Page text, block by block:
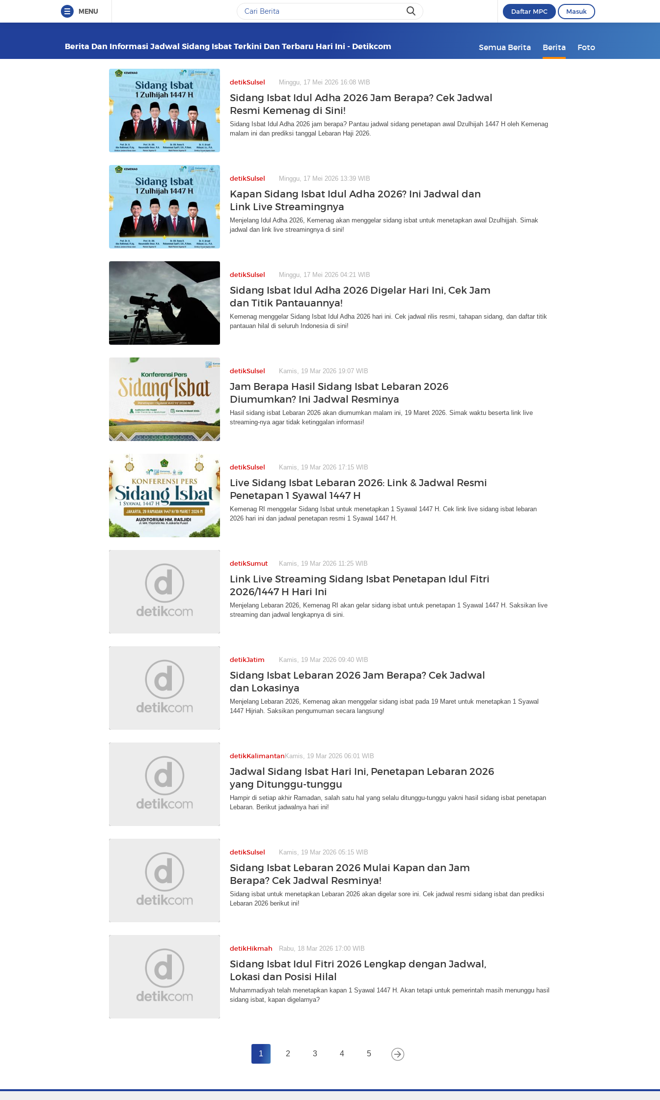
MENU Daftar MPC Masuk
Berita Dan Informasi Jadwal Sidang Isbat Terkini Dan Terbaru Hari Ini - Detikcom Semua Berita Berita Foto
detikSulsel Minggu, 17 Mei 2026 16:08 WIB
Sidang Isbat Idul Adha 2026 Jam Berapa? Cek Jadwal
Resmi Kemenag di Sini!
Sidang Isbat Idul Adha 2026 jam berapa? Pantau jadwal sidang penetapan awal Dzulhijah 1447 H oleh Kemenag
malam ini dan prediksi tanggal Lebaran Haji 2026.
detikSulsel Minggu, 17 Mei 2026 13:39 WIB
Kapan Sidang Isbat Idul Adha 2026? Ini Jadwal dan
Link Live Streamingnya
Menjelang Idul Adha 2026, Kemenag akan menggelar sidang isbat untuk menetapkan awal Dzulhijjah. Simak
jadwal dan link live streamingnya di sini!
detikSulsel Minggu, 17 Mei 2026 04:21 WIB
Sidang Isbat Idul Adha 2026 Digelar Hari Ini, Cek Jam
dan Titik Pantauannya!
Kemenag menggelar Sidang Isbat Idul Adha 2026 hari ini. Cek jadwal rilis resmi, tahapan sidang, dan daftar titik
pantauan hilal di seluruh Indonesia di sini!
detikSulsel Kamis, 19 Mar 2026 19:07 WIB
Jam Berapa Hasil Sidang Isbat Lebaran 2026
Diumumkan? Ini Jadwal Resminya
Hasil sidang isbat Lebaran 2026 akan diumumkan malam ini, 19 Maret 2026. Simak waktu beserta link live
streaming-nya agar tidak ketinggalan informasi!
detikSulsel Kamis, 19 Mar 2026 17:15 WIB
Live Sidang Isbat Lebaran 2026: Link & Jadwal Resmi
Penetapan 1 Syawal 1447 H
Kemenag RI menggelar Sidang Isbat untuk menetapkan 1 Syawal 1447 H. Cek link live sidang isbat lebaran
2026 hari ini dan jadwal penetapan resmi 1 Syawal 1447 H.
detikSumut Kamis, 19 Mar 2026 11:25 WIB
Link Live Streaming Sidang Isbat Penetapan Idul Fitri
2026/1447 H Hari Ini
Menjelang Lebaran 2026, Kemenag RI akan gelar sidang isbat untuk penetapan 1 Syawal 1447 H. Saksikan live
streaming dan jadwal lengkapnya di sini.
detikJatim Kamis, 19 Mar 2026 09:40 WIB
Sidang Isbat Lebaran 2026 Jam Berapa? Cek Jadwal
dan Lokasinya
Menjelang Lebaran 2026, Kemenag akan menggelar sidang isbat pada 19 Maret untuk menetapkan 1 Syawal
1447 Hijriah. Saksikan pengumuman secara langsung!
detikKalimantan Kamis, 19 Mar 2026 06:01 WIB
Jadwal Sidang Isbat Hari Ini, Penetapan Lebaran 2026
yang Ditunggu-tunggu
Hampir di setiap akhir Ramadan, salah satu hal yang selalu ditunggu-tunggu yakni hasil sidang isbat penetapan
Lebaran. Berikut jadwalnya hari ini!
detikSulsel Kamis, 19 Mar 2026 05:15 WIB
Sidang Isbat Lebaran 2026 Mulai Kapan dan Jam
Berapa? Cek Jadwal Resminya!
Sidang isbat untuk menetapkan Lebaran 2026 akan digelar sore ini. Cek jadwal resmi sidang isbat dan prediksi
Lebaran 2026 berikut ini!
detikHikmah Rabu, 18 Mar 2026 17:00 WIB
Sidang Isbat Idul Fitri 2026 Lengkap dengan Jadwal,
Lokasi dan Posisi Hilal
Muhammadiyah telah menetapkan kapan 1 Syawal 1447 H. Akan tetapi untuk pemerintah masih menunggu hasil
sidang isbat, kapan digelarnya?
1 2 3 4 5